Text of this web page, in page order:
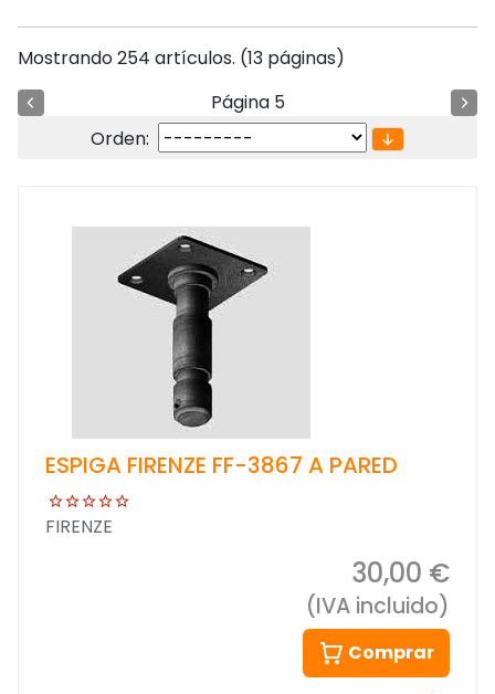
Mostrando 254 artículos. (13 páginas)
Página 5
Orden:
ESPIGA FIRENZE FF-3867 A PARED
FIRENZE
30,00 €
(IVA incluido)
Comprar